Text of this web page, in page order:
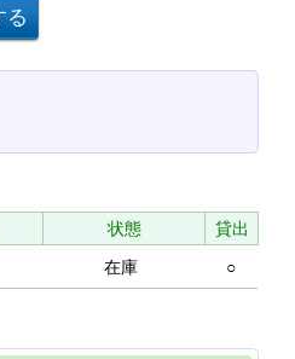
状態
貸出
在庫 ○